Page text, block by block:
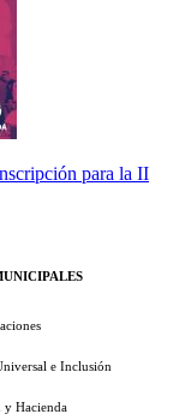
para la II
e Inclusión
y Hacienda